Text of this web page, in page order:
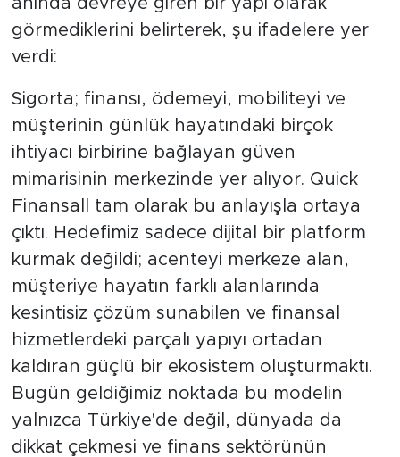
görmediklerini belirterek, şu ifadelere yer
verdi:
Sigorta; finansı, ödemeyi, mobiliteyi ve
müşterinin günlük hayatındaki birçok
ihtiyacı birbirine bağlayan güven
mimarisinin merkezinde yer alıyor. Quick
Finansall tam olarak bu anlayışla ortaya
çıktı. Hedefimiz sadece dijital bir platform
kurmak değildi; acenteyi merkeze alan,
müşteriye hayatın farklı alanlarında
kesintisiz çözüm sunabilen ve finansal
hizmetlerdeki parçalı yapıyı ortadan
kaldıran güçlü bir ekosistem oluşturmaktı.
Bugün geldiğimiz noktada bu modelin
yalnızca Türkiye'de değil, dünyada da
dikkat çekmesi ve finans sektörünün